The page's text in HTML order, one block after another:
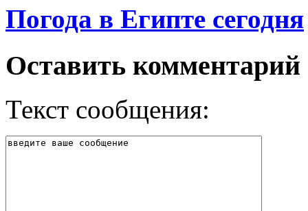
Погода в Египте сегодня
Оставить комментарий
Текст сообщения: